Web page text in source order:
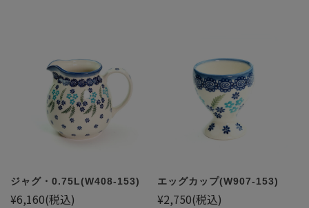
ジャグ・0.75L(W408-153)
¥6,160(税込)
エッグカップ(W907-153)
¥2,750(税込)